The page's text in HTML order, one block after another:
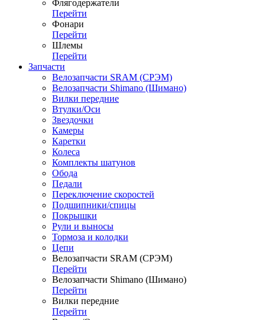
Флягодержатели
Перейти
Фонари
Перейти
Шлемы
Перейти
Запчасти
Велозапчасти SRAM (СРЭМ)
Велозапчасти Shimano (Шимано)
Вилки передние
Втулки/Оси
Звездочки
Камеры
Каретки
Колеса
Комплекты шатунов
Обода
Педали
Переключение скоростей
Подшипники/спицы
Покрышки
Рули и выносы
Тормоза и колодки
Цепи
Велозапчасти SRAM (СРЭМ)
Перейти
Велозапчасти Shimano (Шимано)
Перейти
Вилки передние
Перейти